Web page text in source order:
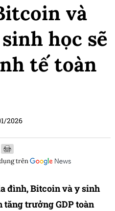
và
học sẽ
tế toàn
2026
trên
đình, Bitcoin và y sinh
tăng trưởng GDP toàn